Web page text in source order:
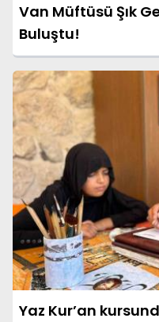
Van Müftüsü Şık
Buluştu!
Yaz Kur’an